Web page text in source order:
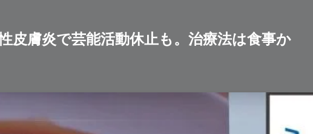
皮膚炎で芸能活動休止も。治療法は食事か